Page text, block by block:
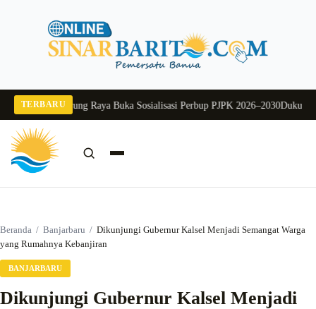
TERBARU
Sekda Murung Raya Buka Sosialisasi Perbup PJPK 2026–2030Dukung
Beranda / Banjarbaru / Dikunjungi Gubernur Kalsel Menjadi Semangat Warga
yang Rumahnya Kebanjiran
BANJARBARU
Dikunjungi Gubernur Kalsel Menjadi